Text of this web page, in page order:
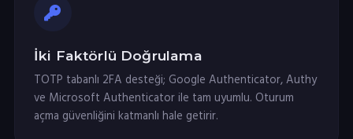
İki Faktörlü Doğrulama
TOTP tabanlı 2FA desteği; Google Authenticator, Authy
ve Microsoft Authenticator ile tam uyumlu. Oturum
açma güvenliğini katmanlı hale getirir.